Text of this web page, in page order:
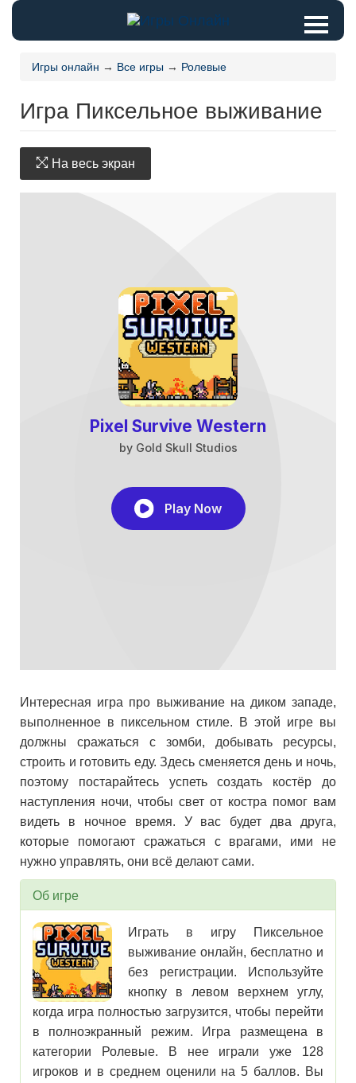
Игры онлайн → Все игры → Ролевые
Игра Пиксельное выживание
На весь экран
Интересная игра про выживание на диком западе,
выполненное в пиксельном стиле. В этой игре вы
должны сражаться с зомби, добывать ресурсы,
строить и готовить еду. Здесь сменяется день и ночь,
поэтому постарайтесь успеть создать костёр до
наступления ночи, чтобы свет от костра помог вам
видеть в ночное время. У вас будет два друга,
которые помогают сражаться с врагами, ими не
нужно управлять, они всё делают сами.
Об игре
Играть в игру Пиксельное
выживание онлайн, бесплатно и
без регистрации. Используйте
кнопку в левом верхнем углу,
когда игра полностью загрузится, чтобы перейти
в полноэкранный режим. Игра размещена в
категории Ролевые. В нее играли уже 128
игроков и в среднем оценили на 5 баллов. Вы